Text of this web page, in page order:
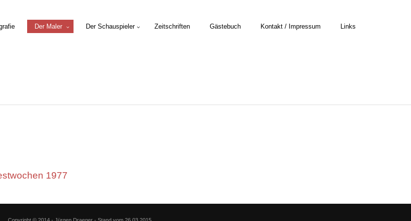
Der Maler Der Schauspieler Zeitschriften Gästebuch Kontakt / Impressum Links
1977
Copyright © 2014 - Jürgen Draeger - Stand vom 26.03.2015